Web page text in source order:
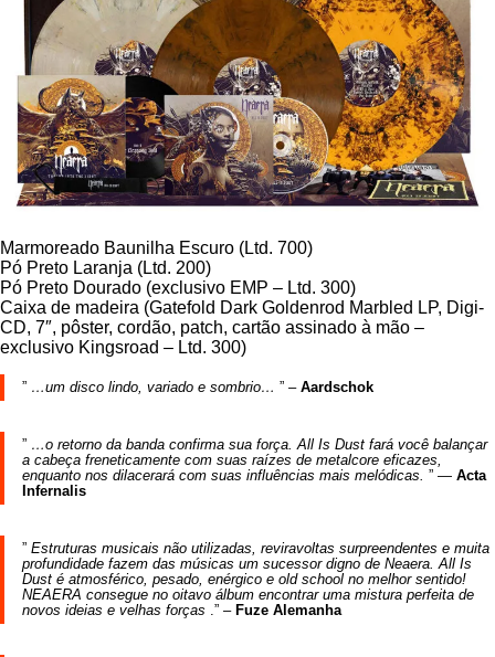
Marmoreado Baunilha Escuro (Ltd. 700)
Pó Preto Laranja (Ltd. 200)
Pó Preto Dourado (exclusivo EMP – Ltd. 300)
Caixa de madeira (Gatefold Dark Goldenrod Marbled LP, Digi-
CD, 7″, pôster, cordão, patch, cartão assinado à mão –
exclusivo Kingsroad – Ltd. 300)
” …um disco lindo, variado e sombrio… ” – Aardschok
” …o retorno da banda confirma sua força. All Is Dust fará você balançar
a cabeça freneticamente com suas raízes de metalcore eficazes,
enquanto nos dilacerará com suas influências mais melódicas. ” — Acta
Infernalis
” Estruturas musicais não utilizadas, reviravoltas surpreendentes e muita
profundidade fazem das músicas um sucessor digno de Neaera. All Is
Dust é atmosférico, pesado, enérgico e old school no melhor sentido!
NEAERA consegue no oitavo álbum encontrar uma mistura perfeita de
novos ideias e velhas forças .” – Fuze Alemanha